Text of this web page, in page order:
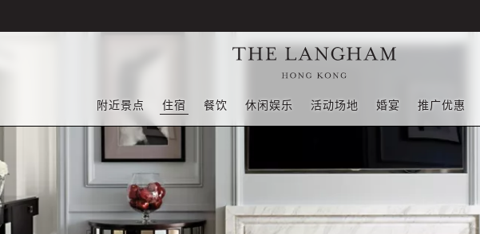
附近景点 住宿 餐饮 休闲娱乐 活动场地 婚宴 推广优惠